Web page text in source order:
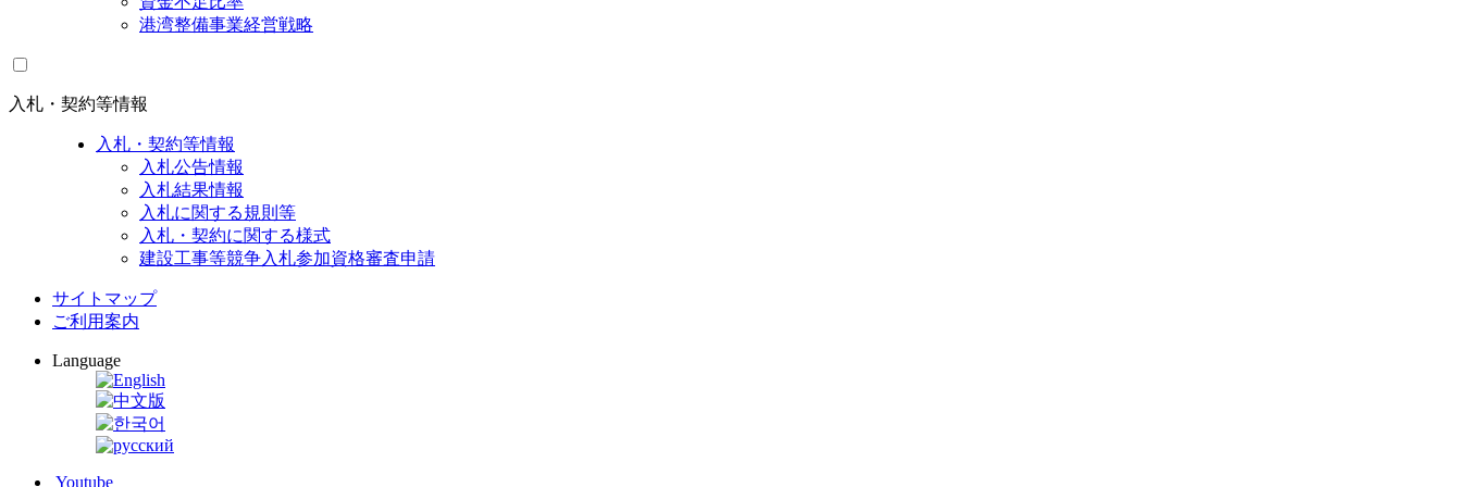
港湾整備事業経営戦略
入札・契約等情報
入札・契約等情報
入札公告情報
入札結果情報
入札に関する規則等
入札・契約に関する様式
建設工事等競争入札参加資格審査申請
サイトマップ
ご利用案内
Language
Youtube